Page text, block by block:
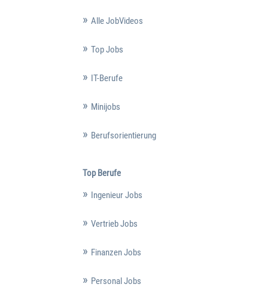
Alle JobVideos
Top Jobs
IT-Berufe
Minijobs
Berufsorientierung
Top Berufe
Ingenieur Jobs
Vertrieb Jobs
Finanzen Jobs
Personal Jobs